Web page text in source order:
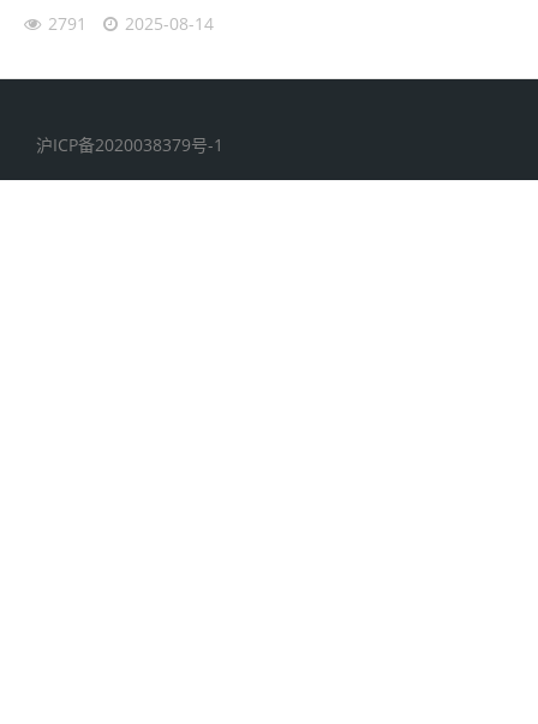
2791 2025-08-14
沪ICP备2020038379号-1